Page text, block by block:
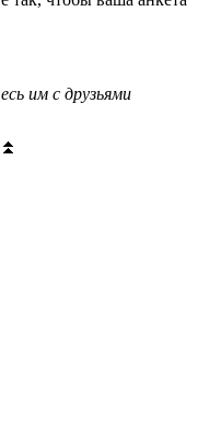
им с друзьями
⏫